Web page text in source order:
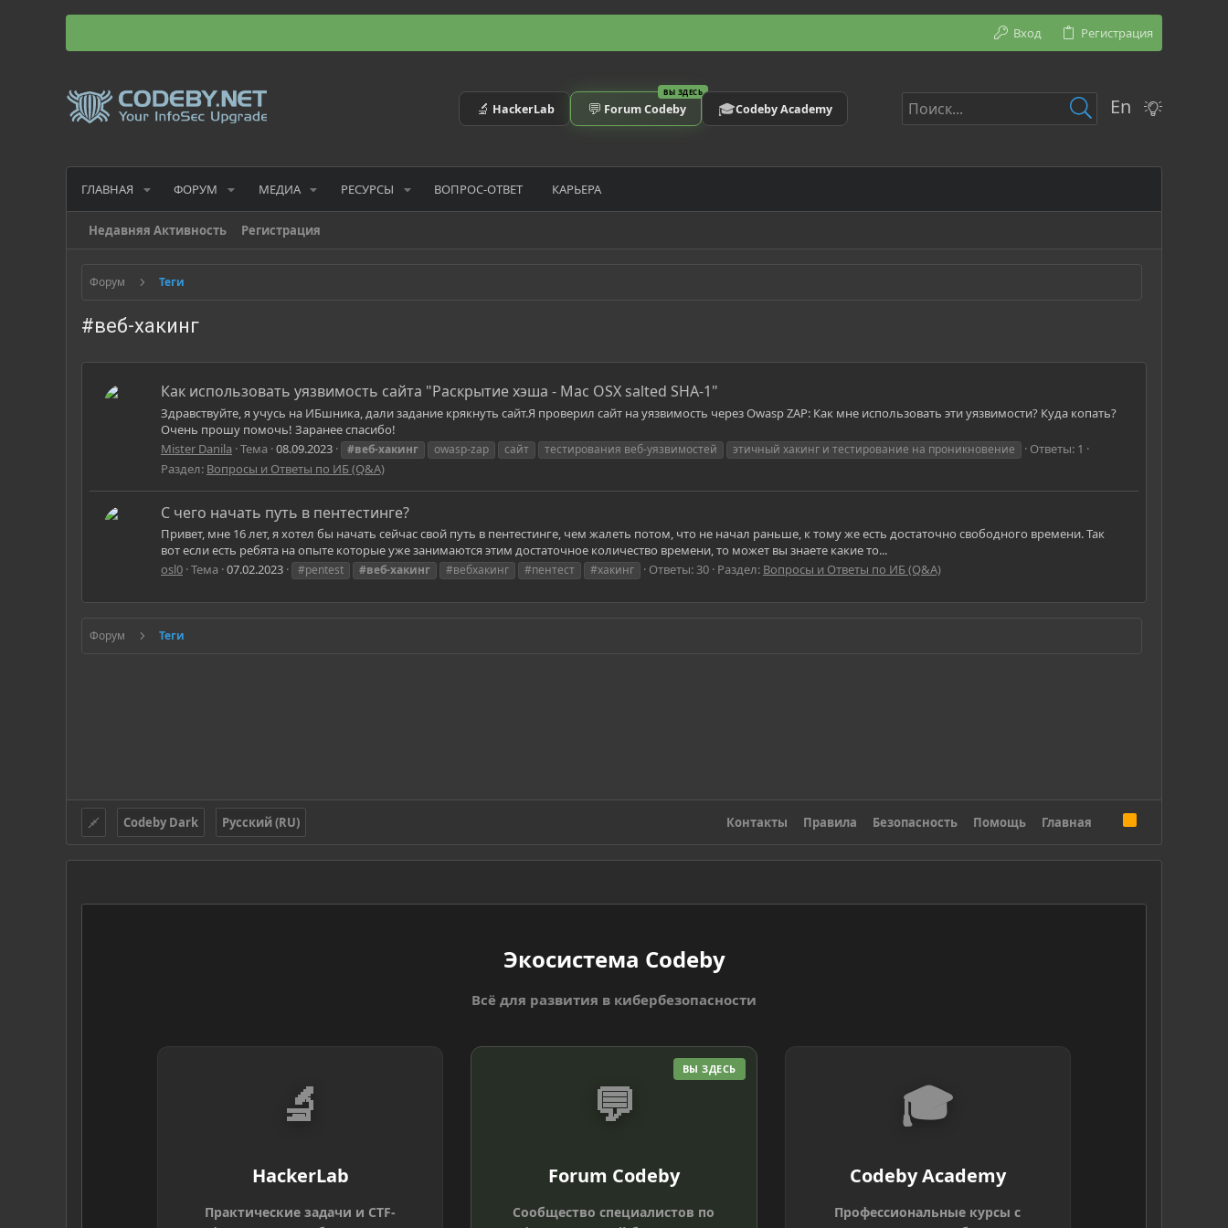
Вход Регистрация
🔬 HackerLab
ВЫ ЗДЕСЬ
💬 Forum Codeby 🎓Codeby Academy En
ГЛАВНАЯ ФОРУМ МЕДИА РЕСУРСЫ ВОПРОС-ОТВЕТ КАРЬЕРА
Недавняя Активность Регистрация
Форум Теги
#веб-хакинг
Как использовать уязвимость сайта "Раскрытие хэша - Mac OSX salted SHA-1"
Здравствуйте, я учусь на ИБшника, дали задание крякнуть сайт.Я проверил сайт на уязвимость через Owasp ZAP: Как мне использовать эти уязвимости? Куда копать?
Очень прошу помочь! Заранее спасибо!
Mister Danila Тема 08.09.2023 #веб-хакинг owasp-zap сайт тестирования веб-уязвимостей этичный хакинг и тестирование на проникновение
Ответы: 1
Раздел: Вопросы и Ответы по ИБ (Q&A)
С чего начать путь в пентестинге?
Привет, мне 16 лет, я хотел бы начать сейчас свой путь в пентестинге, чем жалеть потом, что не начал раньше, к тому же есть достаточно свободного времени. Так
вот если есть ребята на опыте которые уже занимаются этим достаточное количество времени, то может вы знаете какие то...
osl0 Тема 07.02.2023 #pentest #веб-хакинг #вебхакинг #пентест #хакинг Ответы: 30 Раздел: Вопросы и Ответы по ИБ (Q&A)
Форум Теги
Codeby Dark Русский (RU) Контакты Правила Безопасность Помощь Главная
S
Экосистема Codeby
Всё для развития в кибербезопасности
🔬
HackerLab
Практические задачи и CTF-
ВЫ ЗДЕСЬ
💬
Forum Codeby
Сообщество специалистов по
🎓
Codeby Academy
Профессиональные курсы с